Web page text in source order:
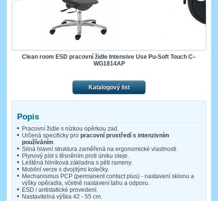
Clean room ESD pracovní židle Intensive Use Pu-Soft Touch C–
WG1814AP
Katalogový list
Popis
Pracovní židle s nízkou opěrkou zad.
Určená specificky pro pracovní prostředí s intenzivním
používáním.
Silná hlavní struktura zaměřená na ergonomické vlastnosti.
Plynový píst s těsněním proti úniku oleje.
Leštěná hliníková základna s pěti rameny.
Mobilní verze s dvojitými kolečky.
Mechanismus PCP (permanent contact plus) - nastavení sklonu a
výšky opěradla, včetně nastavení tahu a odporu.
ESD / antistatické provedení.
Nastavitelná výška 42 - 55 cm.